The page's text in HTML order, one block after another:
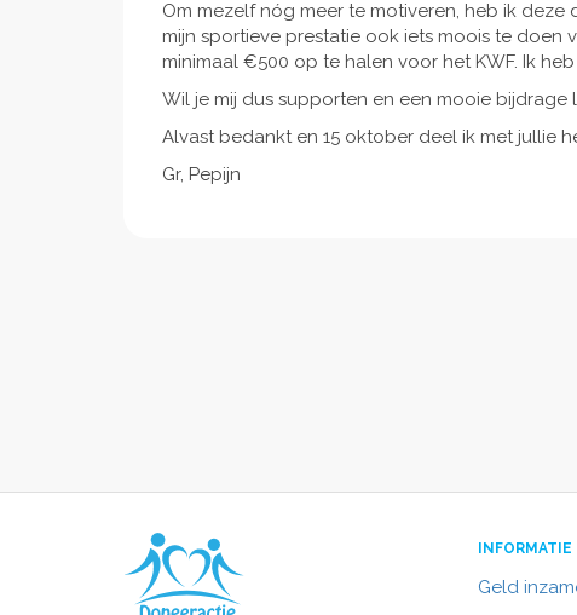
Om mezelf nóg meer te motiveren, heb ik
mijn sportieve prestatie ook iets moois te doen
minimaal €500 op te halen voor het KWF. Ik
Wil je mij dus supporten en een mooie
Alvast bedankt en 15 oktober deel ik met jullie
Gr, Pepijn
INFORMATIE
Geld